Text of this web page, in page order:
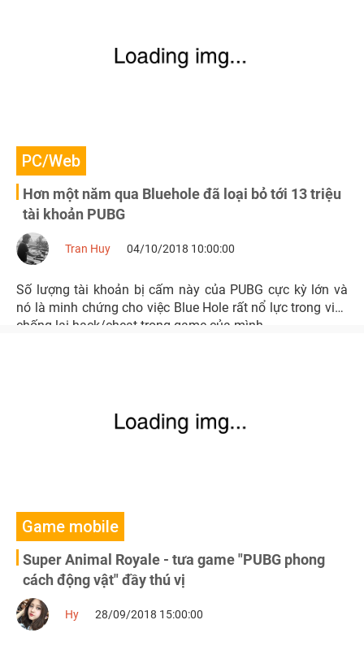
PC/Web
Hơn một năm qua Bluehole đã loại bỏ tới 13 triệu
tài khoản PUBG
Tran Huy 04/10/2018 10:00:00
Số lượng tài khoản bị cấm này của PUBG cực kỳ lớn và
nó là minh chứng cho việc Blue Hole rất nổ lực trong việc
chống lại hack/cheat trong game của mình.
Game mobile
Super Animal Royale - tưa game "PUBG phong
cách động vật" đầy thú vị
Hy 28/09/2018 15:00:00